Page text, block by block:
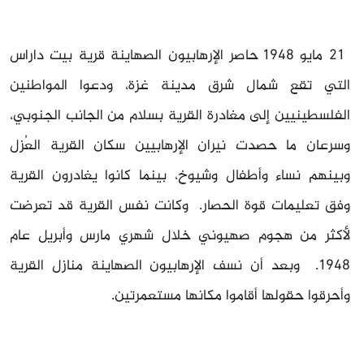
21 مايو 1948 حاصر الإرهابيون الصهاينة قرية بيت داراس
التي تقع شمال شرق مدينة غزة، ودعوا المواطنين
الفلسطينيين إلى مغادرة القرية بسلام من الجانب الجنوبي،
وسرعان ما حصدت نيران الإرهابيين سكان القرية العُزل
وبينهم نساء وأطفال وشيوخ، بينما كانوا يغادرون القرية
وفق تعليمات قوة الحصار. وكانت نفس القرية قد تعرضت
لأكثر من هجوم صهيوني خلال شهري مارس وأبريل عام
1948. وبعد أن نسف الإرهابيون الصهاينة منازل القرية
وأحرقوا حقولها أقاموا مكانها مستعمرتين.